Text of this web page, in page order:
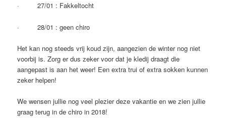
· 27/01 : Fakkeltocht
· 28/01 : geen chiro
Het kan nog steeds vrij koud zijn, aangezien de winter nog niet
voorbij is. Zorg er dus zeker voor dat je kledij draagt die
aangepast is aan het weer! Een extra trui of extra sokken kunnen
zeker helpen!
We wensen jullie nog veel plezier deze vakantie en we zien jullie
graag terug in de chiro in 2018!